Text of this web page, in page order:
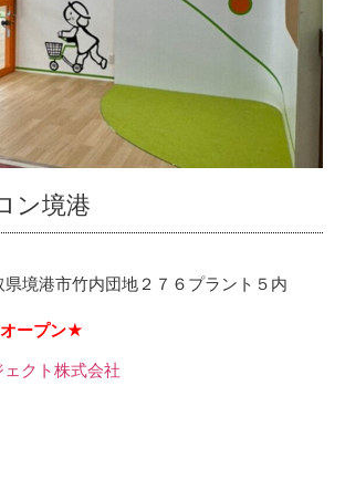
ン境港
境港市竹内団地２７６プラント５内
ープン★
クト株式会社